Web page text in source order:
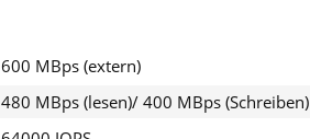
600 MBps (extern)
480 MBps (lesen)/ 400 MBps (Schreiben)